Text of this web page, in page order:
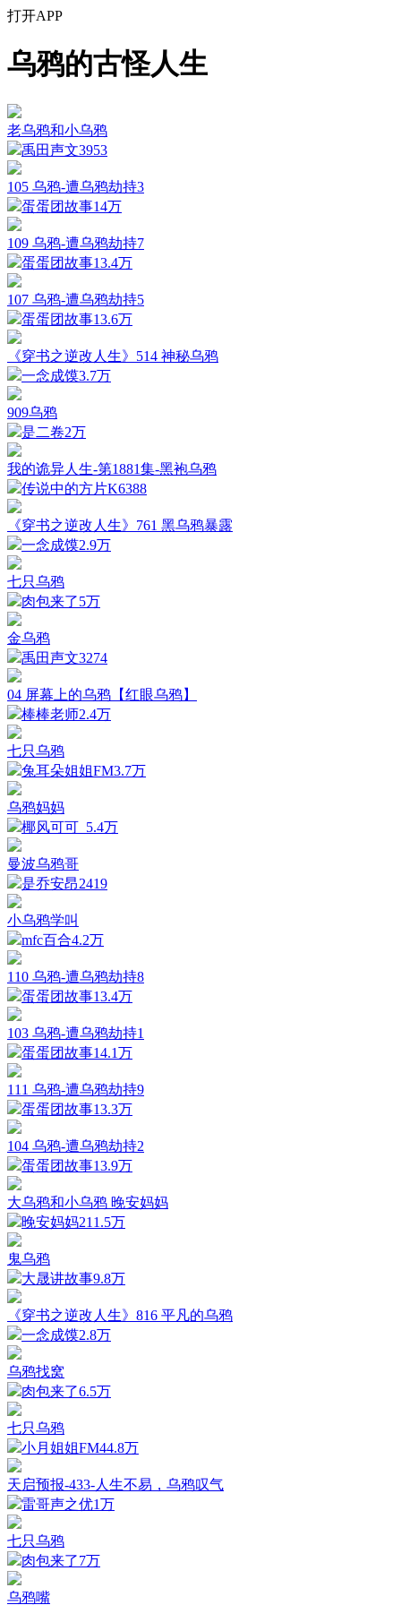
打开APP
乌鸦的古怪人生
老乌鸦和小乌鸦
禹田声文3953
105 乌鸦-遭乌鸦劫持3
蛋蛋团故事14万
109 乌鸦-遭乌鸦劫持7
蛋蛋团故事13.4万
107 乌鸦-遭乌鸦劫持5
蛋蛋团故事13.6万
《穿书之逆改人生》514 神秘乌鸦
一念成馍3.7万
909乌鸦
是二卷2万
我的诡异人生-第1881集-黑袍乌鸦
传说中的方片K6388
《穿书之逆改人生》761 黑乌鸦暴露
一念成馍2.9万
七只乌鸦
肉包来了5万
金乌鸦
禹田声文3274
04 屏幕上的乌鸦【红眼乌鸦】
棒棒老师2.4万
七只乌鸦
兔耳朵姐姐FM3.7万
乌鸦妈妈
椰风可可_ 5.4万
曼波乌鸦哥
是乔安昂2419
小乌鸦学叫
mfc百合4.2万
110 乌鸦-遭乌鸦劫持8
蛋蛋团故事13.4万
103 乌鸦-遭乌鸦劫持1
蛋蛋团故事14.1万
111 乌鸦-遭乌鸦劫持9
蛋蛋团故事13.3万
104 乌鸦-遭乌鸦劫持2
蛋蛋团故事13.9万
大乌鸦和小乌鸦 晚安妈妈
晚安妈妈211.5万
鬼乌鸦
大晟讲故事9.8万
《穿书之逆改人生》816 平凡的乌鸦
一念成馍2.8万
乌鸦找窝
肉包来了6.5万
七只乌鸦
小月姐姐FM44.8万
天启预报-433-人生不易，乌鸦叹气
雷哥声之优1万
七只乌鸦
肉包来了7万
乌鸦嘴